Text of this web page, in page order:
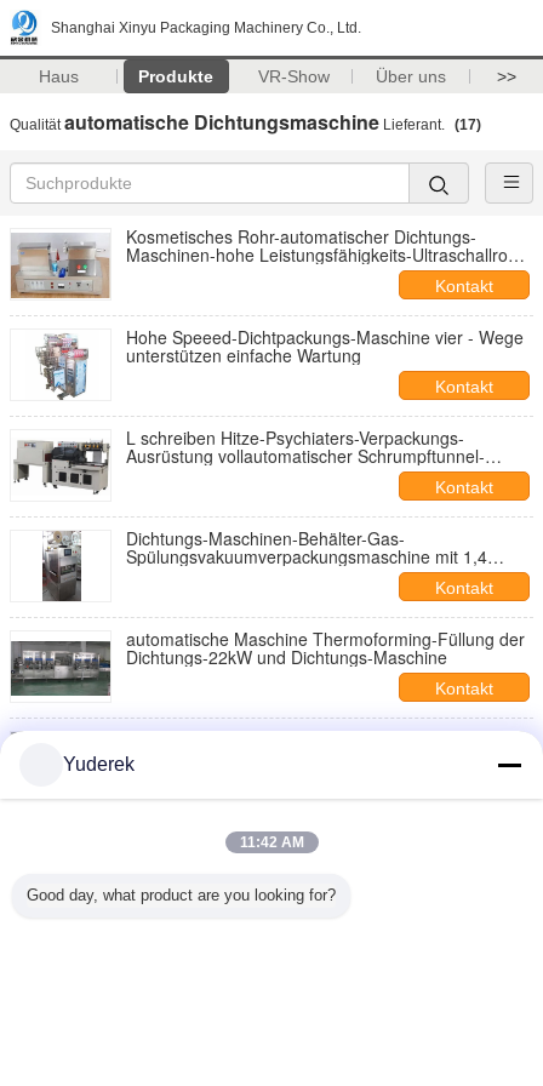
Shanghai Xinyu Packaging Machinery Co., Ltd.
Haus Produkte VR-Show Über uns >>
Qualitätautomatische Dichtungsmaschine Lieferant. (17)
Kosmetisches Rohr-automatischer Dichtungs-
Maschinen-hohe Leistungsfähigkeits-Ultraschallrohr-
Kontakt
Hohe Speeed-Dichtpackungs-Maschine vier - Wege
unterstützen einfache Wartung
Kontakt
L schreiben Hitze-Psychiaters-Verpackungs-
Ausrüstung vollautomatischer Schrumpftunnel-
Kontakt
Dichtungs-Maschinen-Behälter-Gas-
Spülungsvakuumverpackungsmaschine mit 1,4
Kontakt
automatische Maschine Thermoforming-Füllung der
Dichtungs-22kW und Dichtungs-Maschine
Kontakt
Füllung und Dichtung bearbeiten 380v 50hz
maschinell
Stehen Sie oben automatische Dichtungs-
Maschinen-Kunststoffrohr-Füllung und Dichtungs-
Yuderek
11:42 AM
Good day, what product are you looking for?